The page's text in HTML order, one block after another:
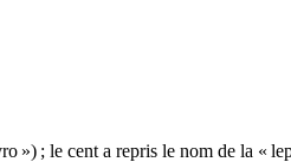
») ; le cent a repris le nom de la «